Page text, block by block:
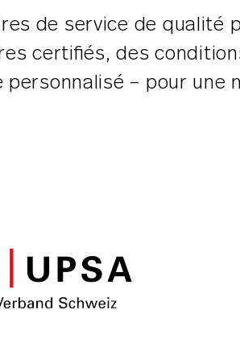
de service de qualité
certifiés, des
– pour une